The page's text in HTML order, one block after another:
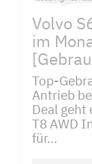
Volvo
im
Top-
Antrieb
Deal geht
T8 AWD
für...